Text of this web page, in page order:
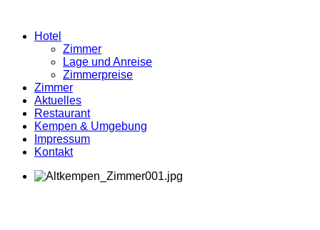
Hotel
Zimmer
Lage und Anreise
Zimmerpreise
Zimmer
Aktuelles
Restaurant
Kempen & Umgebung
Impressum
Kontakt